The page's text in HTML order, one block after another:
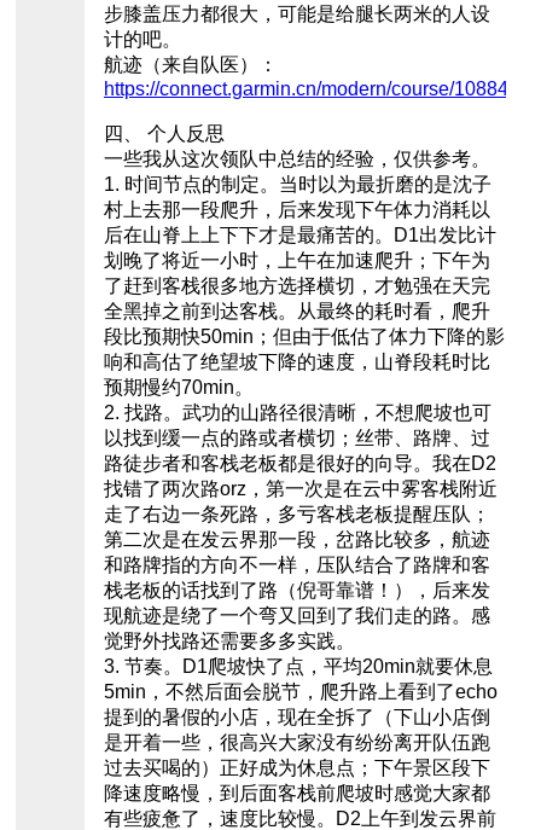
步膝盖压力都很大，可能是给腿长两米的人设
计的吧。
航迹（来自队医）：
https://connect.garmin.cn/modern/course/1088480
四、 个人反思
一些我从这次领队中总结的经验，仅供参考。
1. 时间节点的制定。当时以为最折磨的是沈子
村上去那一段爬升，后来发现下午体力消耗以
后在山脊上上下下才是最痛苦的。D1出发比计
划晚了将近一小时，上午在加速爬升；下午为
了赶到客栈很多地方选择横切，才勉强在天完
全黑掉之前到达客栈。从最终的耗时看，爬升
段比预期快50min；但由于低估了体力下降的影
响和高估了绝望坡下降的速度，山脊段耗时比
预期慢约70min。
2. 找路。武功的山路径很清晰，不想爬坡也可
以找到缓一点的路或者横切；丝带、路牌、过
路徒步者和客栈老板都是很好的向导。我在D2
找错了两次路orz，第一次是在云中雾客栈附近
走了右边一条死路，多亏客栈老板提醒压队；
第二次是在发云界那一段，岔路比较多，航迹
和路牌指的方向不一样，压队结合了路牌和客
栈老板的话找到了路（倪哥靠谱！），后来发
现航迹是绕了一个弯又回到了我们走的路。感
觉野外找路还需要多多实践。
3. 节奏。D1爬坡快了点，平均20min就要休息
5min，不然后面会脱节，爬升路上看到了echo
提到的暑假的小店，现在全拆了（下山小店倒
是开着一些，很高兴大家没有纷纷离开队伍跑
过去买喝的）正好成为休息点；下午景区段下
降速度略慢，到后面客栈前爬坡时感觉大家都
有些疲惫了，速度比较慢。D2上午到发云界前